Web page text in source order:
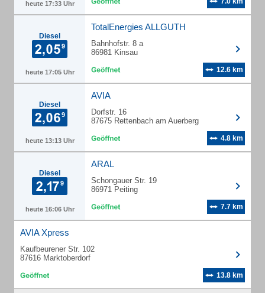
heute 17:33 Uhr
Diesel
heute 17:05 Uhr
TotalEnergies ALLGUTH
Bahnhofstr. 8 a
86981 Kinsau
12.6 km
Diesel
heute 13:13 Uhr
AVIA
Dorfstr. 16
87675 Rettenbach am Auerberg
4.8 km
Diesel
heute 16:06 Uhr
ARAL
Schongauer Str. 19
86971 Peiting
7.7 km
AVIA Xpress
Kaufbeurener Str. 102
87616 Marktoberdorf
13.8 km